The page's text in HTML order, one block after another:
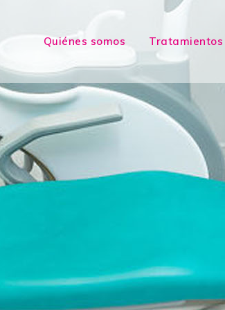
Quiénes somos Tratamientos